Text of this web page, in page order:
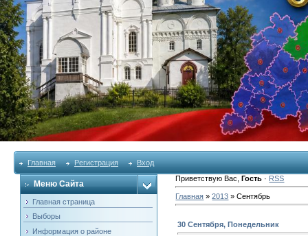
Главная Регистрация Вход
Меню Сайта
Главная страница
Выборы
Информация о районе
Приветствую Вас ,Гость · RSS
Главная »2013 » Сентябрь
30 Сентября, Понедельник